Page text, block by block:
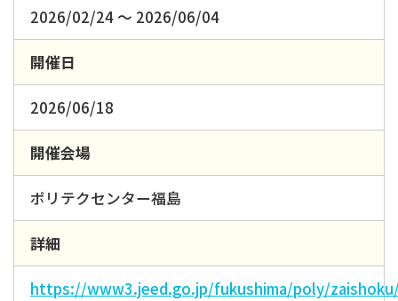
2026/02/24 ～ 2026/06/04
開催日
2026/06/18
開催会場
ポリテクセンター福島
詳細
https://www3.jeed.go.jp/fukushima/poly/